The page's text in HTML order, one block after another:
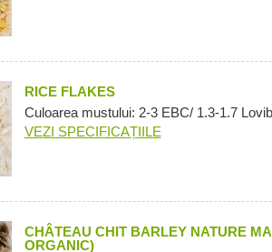
RICE FLAKES
Culoarea mustului: 2-3 EBC/ 1.3-1.7
VEZI SPECIFICAȚIILE
CHÂTEAU CHIT BARLEY NATURE
ORGANIC)